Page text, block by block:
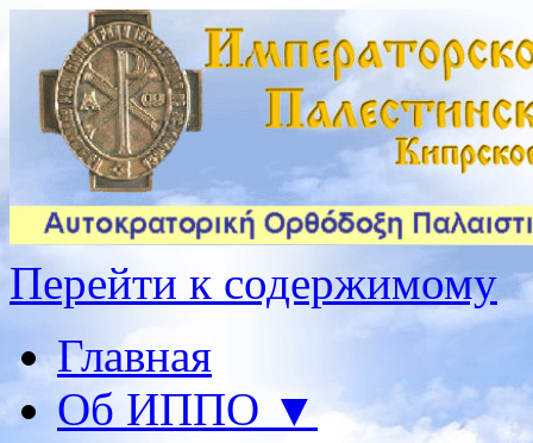
Перейти к содержимому
Главная
Об ИППО ▼